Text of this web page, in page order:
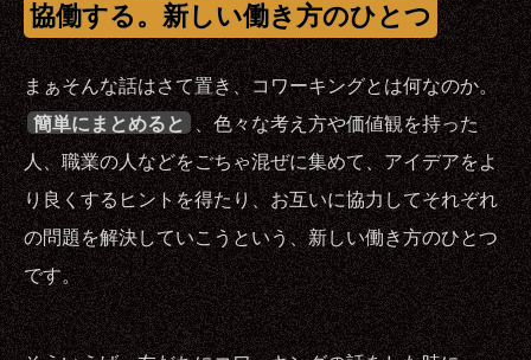
協働する。新しい働き方のひとつ
まぁそんな話はさて置き、コワーキングとは何なのか。
簡単にまとめると 、色々な考え方や価値観を持った
人、職業の人などをごちゃ混ぜに集めて、アイデアをよ
り良くするヒントを得たり、お互いに協力してそれぞれ
の問題を解決していこうという、新しい働き方のひとつ
です。